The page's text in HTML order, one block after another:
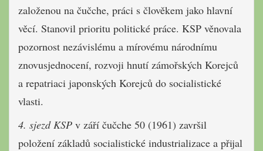
založenou na čučche, práci s člověkem jako hlavní
věcí. Stanovil prioritu politické práce. KSP věnovala
pozornost nezávislému a mírovému národnímu
znovusjednocení, rozvoji hnutí zámořských Korejců
a repatriaci japonských Korejců do socialistické
vlasti.
4. sjezd KSP v září čučche 50 (1961) završil
položení základů socialistické industrializace a přijal